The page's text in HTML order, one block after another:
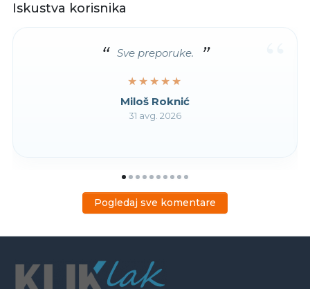
Iskustva korisnika
Sve preporuke.
★★★★★
★★★★★
Miloš Roknić
31 avg. 2026
Pogledaj sve komentare